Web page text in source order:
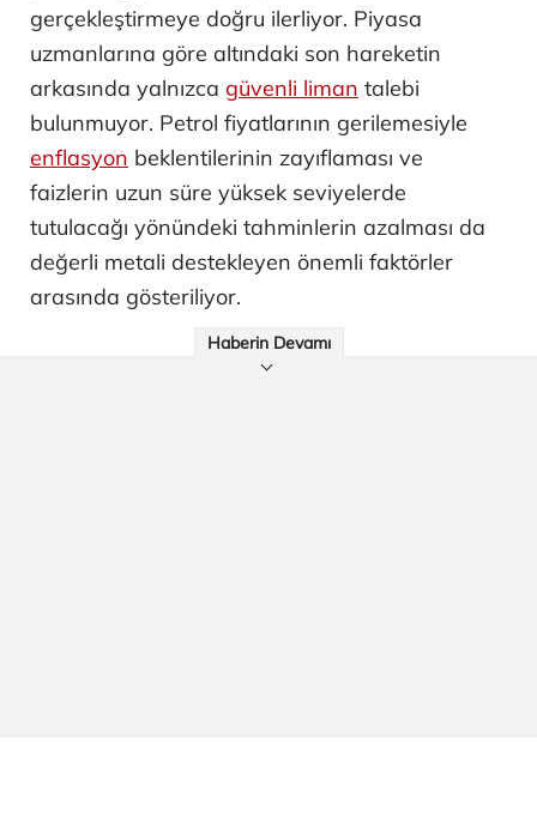
gerçekleştirmeye doğru ilerliyor. Piyasa
uzmanlarına göre altındaki son hareketin
arkasında yalnızca güvenli liman talebi
bulunmuyor. Petrol fiyatlarının gerilemesiyle
enflasyon beklentilerinin zayıflaması ve
faizlerin uzun süre yüksek seviyelerde
tutulacağı yönündeki tahminlerin azalması da
değerli metali destekleyen önemli faktörler
arasında gösteriliyor.
Haberin Devamı